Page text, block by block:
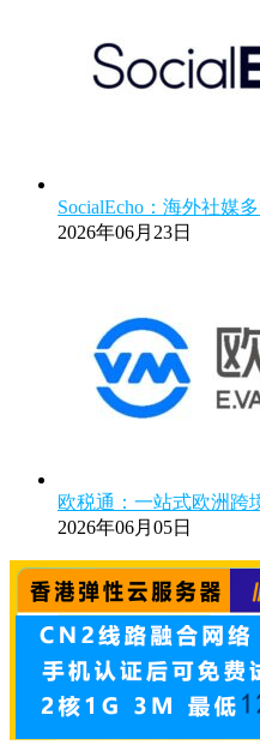
SocialEcho：海外社媒
2026年06月23日
欧税通：一站式欧洲跨
2026年06月05日